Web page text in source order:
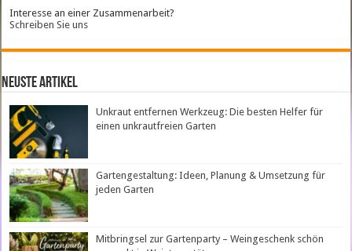
Interesse an einer Zusammenarbeit?
Schreiben Sie uns
neuste Artikel
Unkraut entfernen Werkzeug: Die besten Helfer für
einen unkrautfreien Garten
Gartengestaltung: Ideen, Planung & Umsetzung für
jeden Garten
Mitbringsel zur Gartenparty – Weingeschenk schön